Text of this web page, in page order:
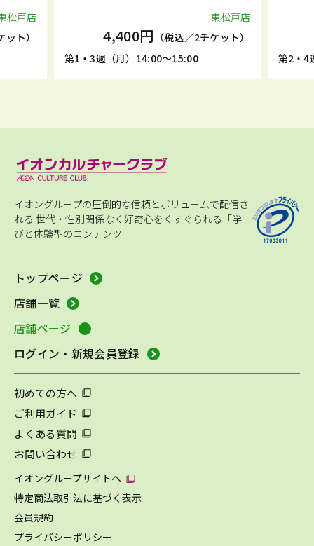
松戸店
ト）
東松戸店
4,400円 （税込／2チケット）
第1・3週（月）14:00～15:00
第2・4
イオングループの圧倒的な信頼とボリュームで配信さ
れる 世代・性別関係なく好奇心をくすぐられる「学
びと体験型のコンテンツ」
トップページ
店舗一覧
店舗ページ
ログイン・新規会員登録
初めての方へ
ご利用ガイド
よくある質問
お問い合わせ
イオングループサイトへ
特定商法取引法に基づく表示
会員規約
プライバシーポリシー